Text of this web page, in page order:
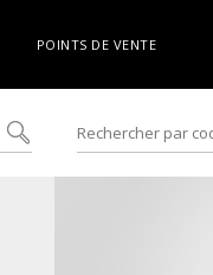
POINTS DE VENTE